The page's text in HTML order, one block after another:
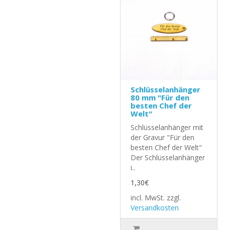
Schlüsselanhänger
80 mm "Für den
besten Chef der
Welt"
Schlüsselanhänger mit
der Gravur "Für den
besten Chef der Welt"
Der Schlüsselanhänger
i..
1,30€
incl. MwSt. zzgl.
Versandkosten